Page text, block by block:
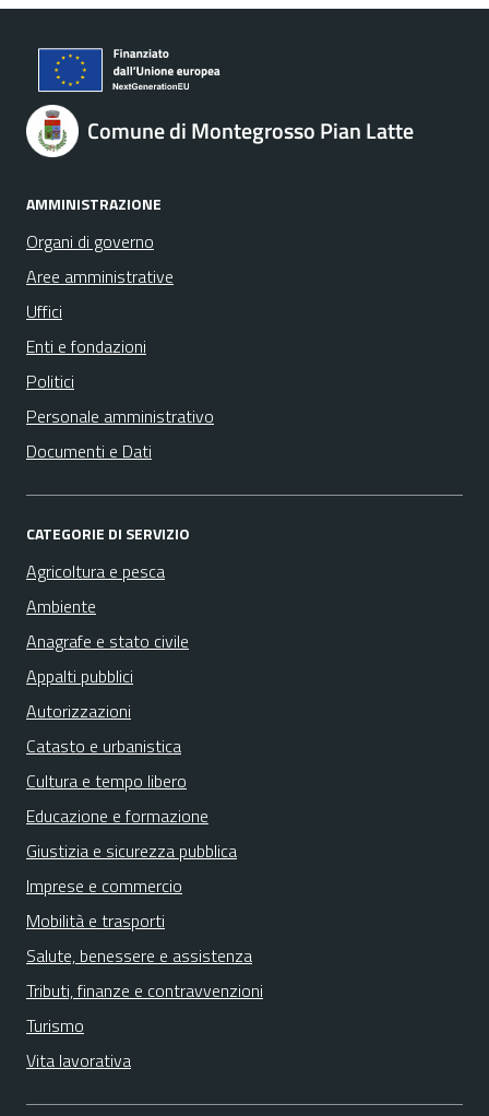
Comune di Montegrosso Pian Latte
AMMINISTRAZIONE
Organi di governo
Aree amministrative
Uffici
Enti e fondazioni
Politici
Personale amministrativo
Documenti e Dati
CATEGORIE DI SERVIZIO
Agricoltura e pesca
Ambiente
Anagrafe e stato civile
Appalti pubblici
Autorizzazioni
Catasto e urbanistica
Cultura e tempo libero
Educazione e formazione
Giustizia e sicurezza pubblica
Imprese e commercio
Mobilità e trasporti
Salute, benessere e assistenza
Tributi, finanze e contravvenzioni
Turismo
Vita lavorativa